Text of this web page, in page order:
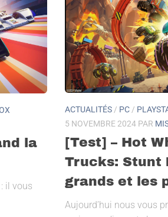
la
il vous
ACTUALITÉS / PC /
5 NOVEMBRE 2024 PAR
[Test] – Hot
Trucks: Stunt
grands et les
Aujourd’hui nous vous